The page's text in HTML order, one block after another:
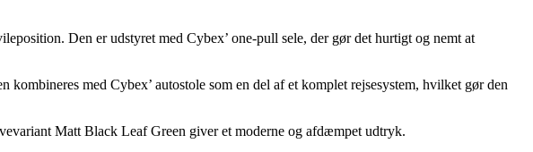
Den er udstyret med Cybex’ one-pull sele, der gør det hurtigt og nemt at
med Cybex’ autostole som en del af et komplet rejsesystem, hvilket gør den
Matt Black Leaf Green giver et moderne og afdæmpet udtryk.